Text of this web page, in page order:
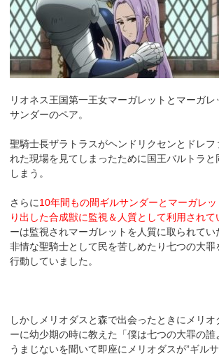
リオネス王国第一王女マーガレットとマーガ
サンダーのペア。
聖騎士長ザラトラスがヘンドリクセンとドレフ
れた現場を見てしまったために国王バルトラと
しまう。
さらに10年間もの間ギルサンダーとマーガレ
り出した合成獣に監視＆人質として利用されて
ーは監視されマーガレットを人質に取られてい
非情な聖騎士として民を苦しめたり七つの大罪
行動していました。
しかしメリオダスと森で出会ったときにメリ
ーに幼少期の時に教えた「僕は七つの大罪の
うまじないを聞いて即座にメリオダスが”ギル